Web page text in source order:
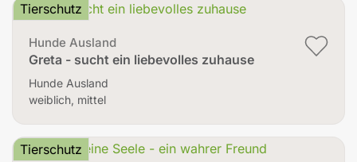
Hunde Ausland
Greta - sucht ein liebevolles zuhause
Tierschutz
Hunde Ausland
weiblich, mittel
Tierschutz